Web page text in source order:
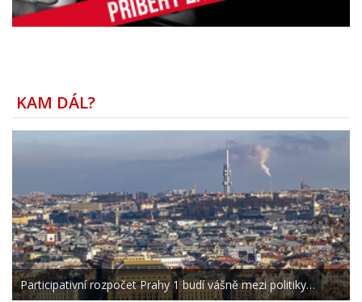
KAM DÁL?
Participativní rozpočet Prahy 1 budí vášně mezi politiky…